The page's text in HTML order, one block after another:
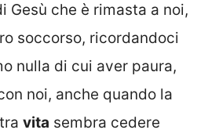
Gesù che è rimasta a noi,
soccorso, ricordandoci
nulla di cui aver paura,
noi, anche quando la
vita sembra cedere